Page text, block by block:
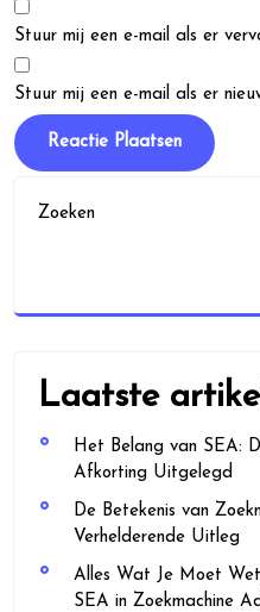
Stuur mij een e-mail als er
Stuur mij een e-mail als er
Zoeken
Laatste
Het Belang van SEA:
Afkorting Uitgelegd
De Betekenis van
Verhelderende Uitleg
Alles Wat Je Moet
SEA in Zoekmachine